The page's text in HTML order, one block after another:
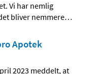
Vi har nemlig
bliver nemmere…
Apotek
2023 meddelt, at